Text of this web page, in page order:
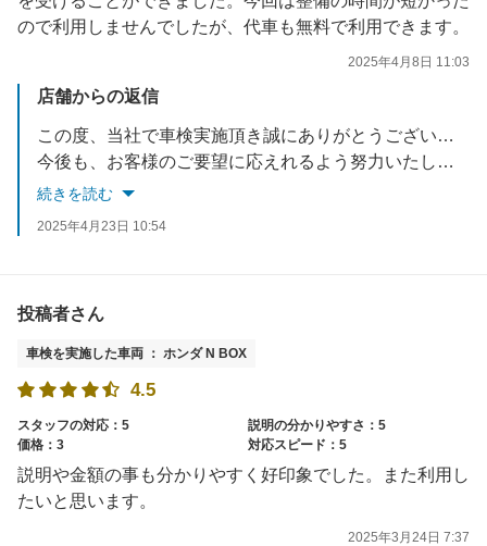
ので利用しませんでしたが、代車も無料で利用できます。
2025年4月8日 11:03
店舗からの返信
この度、当社で車検実施頂き誠にありがとうございました。
今後も、お客様のご要望に応えれるよう努力いたします。
お車でお困りごとがあれば、いつでもご相談ください。
続きを読む
2025年4月23日 10:54
投稿者さん
車検を実施した車両 ： ホンダ N BOX
4.5
スタッフの対応：5
説明の分かりやすさ：5
価格：3
対応スピード：5
説明や金額の事も分かりやすく好印象でした。また利用し
たいと思います。
2025年3月24日 7:37